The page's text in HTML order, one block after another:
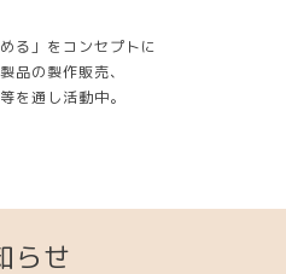
る」をコンセプトに
品の製作販売、
を通し活動中。
らせ